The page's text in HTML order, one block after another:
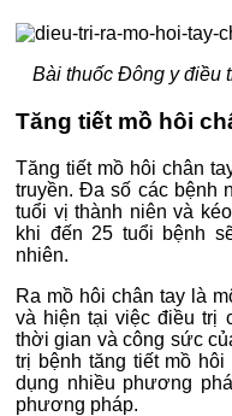
Bài thuốc Đông y điều
Tăng tiết mồ hôi
Tăng tiết mồ hôi chân
truyền. Đa số các bệnh
tuổi vị thành niên và
khi đến 25 tuổi bệnh
nhiên.
Ra mồ hôi chân tay là
và hiện tại việc điều trị
thời gian và công sức
trị bệnh tăng tiết mồ
dụng nhiều phương
phương pháp.